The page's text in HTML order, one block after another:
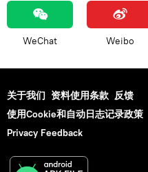
WeChat Weibo
关于我们 资料使用条款 反馈
使用Cookie和自动日志记录政策
Privacy Feedback